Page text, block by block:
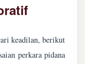
keadilan, berikut
perkara pidana